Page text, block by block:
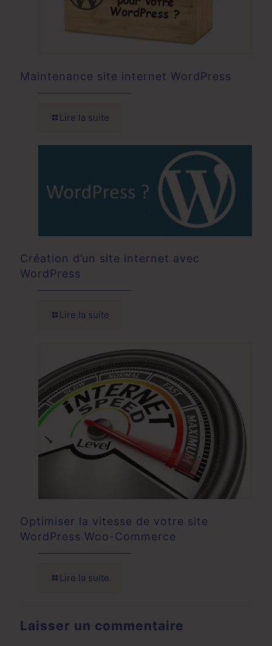
Maintenance site internet WordPress
Lire la suite
Création d’un site internet avec
WordPress
Lire la suite
Optimiser la vitesse de votre site
WordPress Woo-Commerce
Lire la suite
Laisser un commentaire